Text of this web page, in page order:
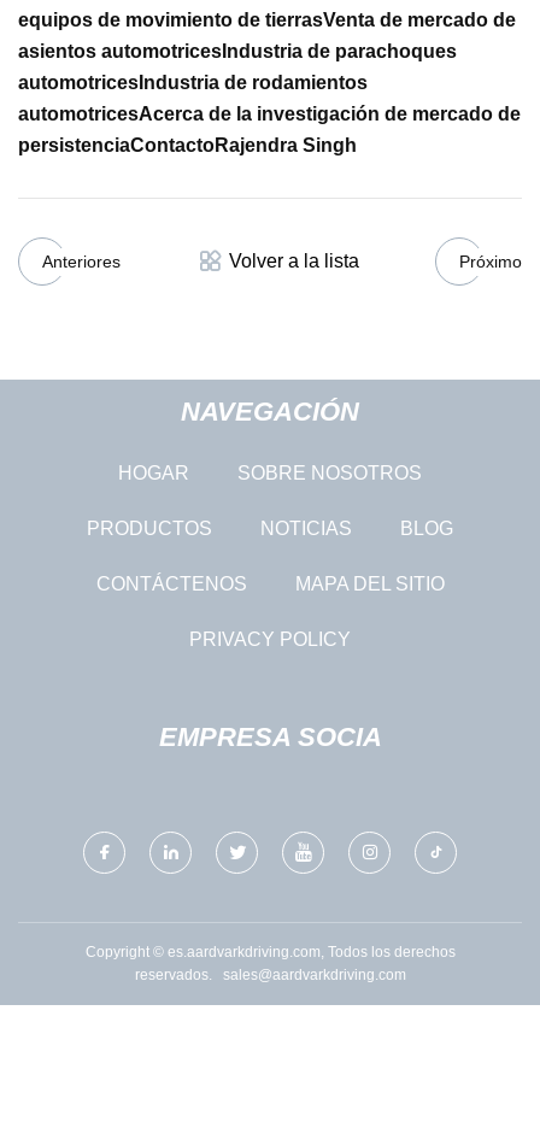
equipos de movimiento de tierrasVenta de mercado de
asientos automotrices Industria de parachoques
automotrices Industria de rodamientos
automotricesAcerca de la investigación de mercado de
persistenciaContactoRajendra Singh
Anteriores Volver a la lista Próximo
NAVEGACIÓN
HOGAR SOBRE NOSOTROS
PRODUCTOS NOTICIAS BLOG
CONTÁCTENOS MAPA DEL SITIO
PRIVACY POLICY
EMPRESA SOCIA
Copyright © es.aardvarkdriving.com, Todos los derechos
reservados. sales@aardvarkdriving.com